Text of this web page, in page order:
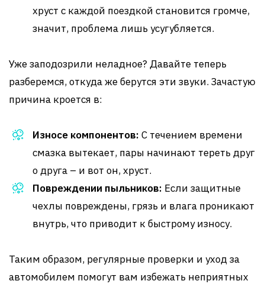
хруст с каждой поездкой становится громче,
значит, проблема лишь усугубляется.
Уже заподозрили неладное? Давайте теперь
разберемся, откуда же берутся эти звуки. Зачастую
причина кроется в:
Износе компонентов: С течением времени
смазка вытекает, пары начинают тереть друг
о друга – и вот он, хруст.
Повреждении пыльников: Если защитные
чехлы повреждены, грязь и влага проникают
внутрь, что приводит к быстрому износу.
Таким образом, регулярные проверки и уход за
автомобилем помогут вам избежать неприятных